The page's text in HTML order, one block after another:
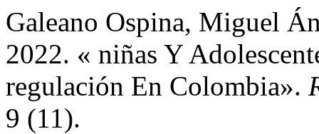
Galeano Ospina, Miguel
2022. « niñas Y
regulación En Colombia».
9 (11).